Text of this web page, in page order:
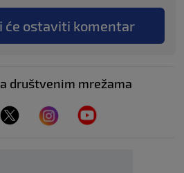
će ostaviti komentar
društvenim mrežama